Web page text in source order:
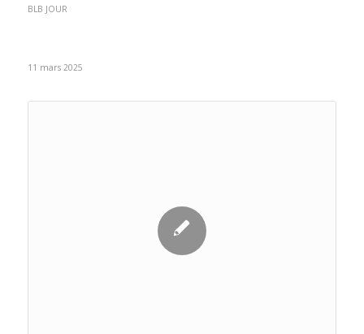
BLB JOUR
11 mars 2025